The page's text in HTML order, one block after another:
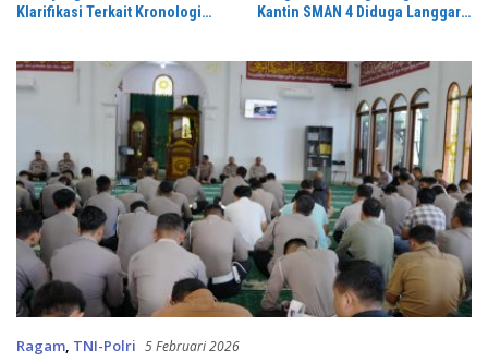
Klarifikasi Terkait Kronologi
Kantin SMAN 4 Diduga Langgar
Ragam, TNI-Polri 5 Februari 2026